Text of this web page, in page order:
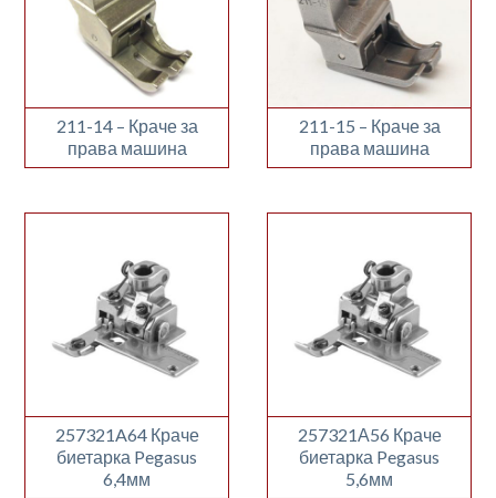
211-14 – Краче за
права машина
211-15 – Краче за
права машина
257321A64 Краче
биетарка Pegasus
6,4мм
257321А56 Краче
биетарка Pegasus
5,6мм